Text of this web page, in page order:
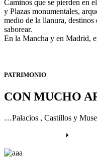
Caminos que se pierden en
y Plazas monumentales,
medio de la llanura,
saborear.
En la Mancha y en Madrid,
PATRIMONIO
CON MUCHO
…Palacios , Castillos y